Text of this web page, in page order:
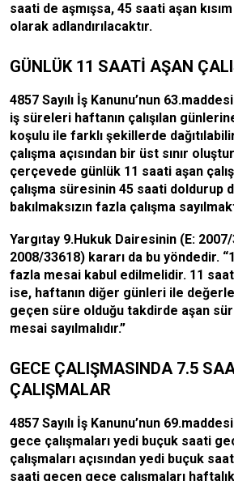
saati de aşmışsa, 45 saati aşan
olarak adlandırılacaktır.
GÜNLÜK 11 SAATİ AŞAN
4857 Sayılı İş Kanunu’nun
iş süreleri haftanın çalışılan
koşulu ile farklı şekillerde
çalışma açısından bir üst sınır
çerçevede günlük 11 saati aşan
çalışma süresinin 45 saati doldurup
bakılmaksızın fazla çalışma
Yargıtay 9.Hukuk Dairesinin (E:
2008/33618) kararı da bu yöndedir.
fazla mesai kabul edilmelidir. 11
ise, haftanın diğer günleri ile
geçen süre olduğu takdirde aşan
mesai sayılmalıdır.”
GECE ÇALIŞMASINDA 7.5
ÇALIŞMALAR
4857 Sayılı İş Kanunu’nun
gece çalışmaları yedi buçuk saati
çalışmaları açısından yedi buçuk
saati geçen gece çalışmaları